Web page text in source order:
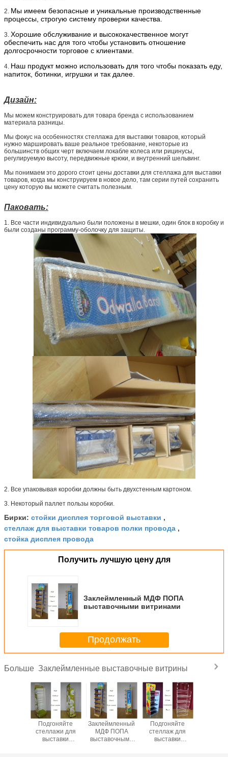
2. Мы имеем безопасные и уникальные производственные
процессы, строгую систему проверки качества.
3. Хорошие обслуживание и высококачественное могут
обеспечить нас для того чтобы установить отношение
долгосрочности торговое с клиентами.
4. Наш продукт можно использовать для того чтобы показать еду,
напиток, ботинки, игрушки и так далее.
Дизайн:
Мы можем конструировать для товара бренда с использованием
материала разницы.
Мы фокус на особенностях стеллажа для выставки товаров, который
нужно маршировать ваше реальное требование, некоторые из
большинств общих черт включаем локабле колеса или рицинусы,
регулируемую высоту, передвижные крюки, и внутренний шельвинг.
Мы понимаем это дорого стоит цены доставки для стеллажа для выставки
товаров, когда мы конструируем в новое дело, там серии путей сохранить
цену которую вы можете считать полезным.
Паковать:
1. Все части индивидуально были положены в мешки, один блок в коробку и
были созданы программу-оболочку для защиты.
2. Все упаковывая коробки должны быть двухстенным картоном.
3. Некоторый паллет пользы коробки.
Бирки: стойки дисплея торговой выставки ,
стеллаж для выставки товаров полки провода ,
стойка дисплея провода
Получить лучшую цену для
Заклеймленный МДФ ПОПА
выставочными витринами
Продолжать
Больше Заклеймленные выставочные витрины
Подгоняйте
стеллажи для
выставки
Заклеймленный
МДФ ПОПА
выставочными
Подгоняйте
стеллаж для
выставки